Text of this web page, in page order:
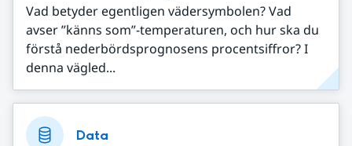
Vad betyder egentligen vädersymbolen? Vad
avser ”känns som”-temperaturen, och hur ska du
förstå nederbördsprognosens procentsiffror? I
denna vägled...
Data